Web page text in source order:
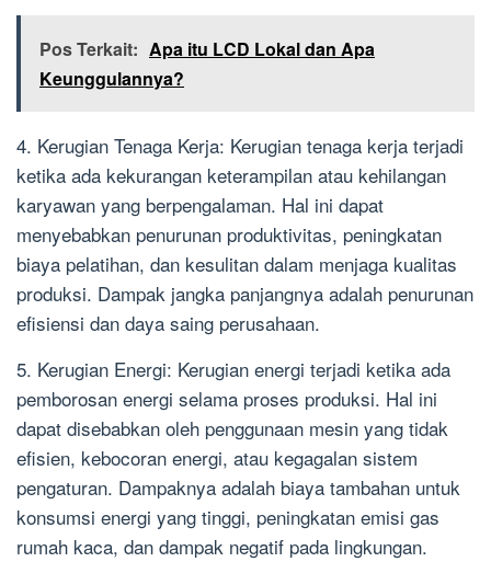
Pos Terkait: Apa itu LCD Lokal dan Apa
Keunggulannya?
4. Kerugian Tenaga Kerja: Kerugian tenaga kerja terjadi
ketika ada kekurangan keterampilan atau kehilangan
karyawan yang berpengalaman. Hal ini dapat
menyebabkan penurunan produktivitas, peningkatan
biaya pelatihan, dan kesulitan dalam menjaga kualitas
produksi. Dampak jangka panjangnya adalah penurunan
efisiensi dan daya saing perusahaan.
5. Kerugian Energi: Kerugian energi terjadi ketika ada
pemborosan energi selama proses produksi. Hal ini
dapat disebabkan oleh penggunaan mesin yang tidak
efisien, kebocoran energi, atau kegagalan sistem
pengaturan. Dampaknya adalah biaya tambahan untuk
konsumsi energi yang tinggi, peningkatan emisi gas
rumah kaca, dan dampak negatif pada lingkungan.